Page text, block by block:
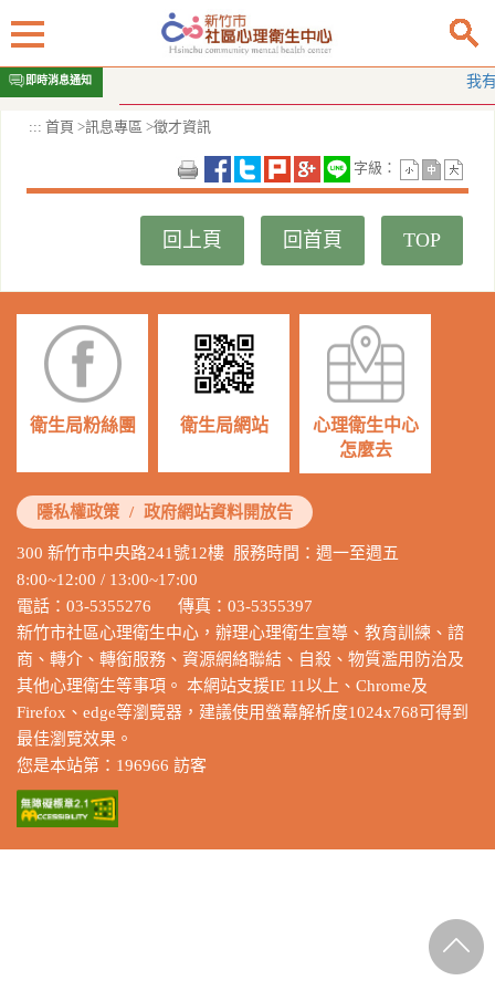
跳
到
即時消息通知 我有酒
::: 首頁 >訊息專區 >徵才資訊
字級：
回上頁 回首頁 TOP
衛生局粉絲團 衛生局網站
心理衛生中心
怎麼去
隱私權政策 / 政府網站資料開放告
300 新竹市中央路241號12樓 服務時間：週一至週五
8:00~12:00 / 13:00~17:00
電話：03-5355276 傳真：03-5355397
新竹市社區心理衛生中心，辦理心理衛生宣導、教育訓練、諮
商、轉介、轉銜服務、資源網絡聯結、自殺、物質濫用防治及
其他心理衛生等事項。 本網站支援IE 11以上、Chrome及
Firefox、edge等瀏覽器，建議使用螢幕解析度1024x768可得到
最佳瀏覽效果。
您是本站第：196966 訪客
回最上
方